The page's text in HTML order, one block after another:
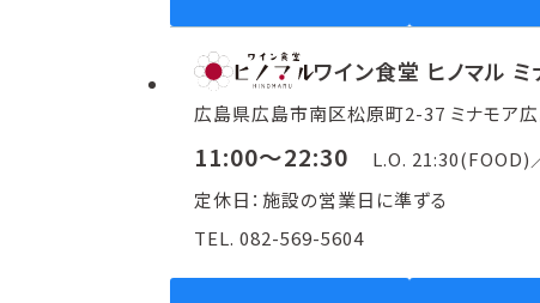
ワイン食堂 ヒノマル
広島県広島市南区松原町2-37 ミナモア
11:00～22:30
L.O.
定休日：施設の営業日に準ずる
TEL. 082-569-5604